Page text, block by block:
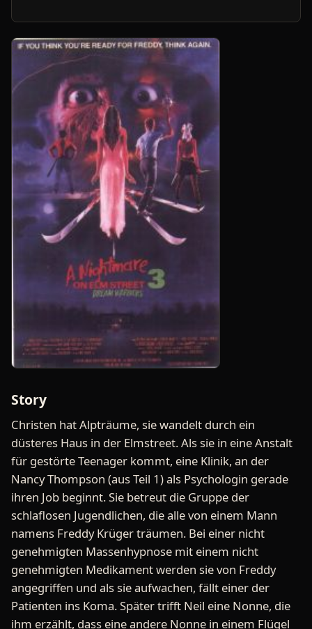
Story
Christen hat Alpträume, sie wandelt durch ein
düsteres Haus in der Elmstreet. Als sie in eine Anstalt
für gestörte Teenager kommt, eine Klinik, an der
Nancy Thompson (aus Teil 1) als Psychologin gerade
ihren Job beginnt. Sie betreut die Gruppe der
schlaflosen Jugendlichen, die alle von einem Mann
namens Freddy Krüger träumen. Bei einer nicht
genehmigten Massenhypnose mit einem nicht
genehmigten Medikament werden sie von Freddy
angegriffen und als sie aufwachen, fällt einer der
Patienten ins Koma. Später trifft Neil eine Nonne, die
ihm erzählt, dass eine andere Nonne in einem Flügel